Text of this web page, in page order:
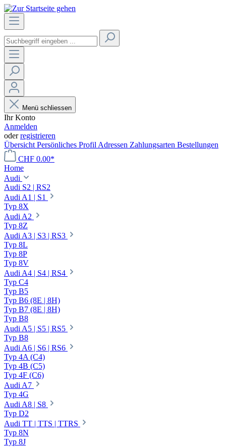
Menü schliessen
Ihr Konto
Anmelden
oderregistrieren
Übersicht Persönliches Profil Adressen Zahlungsarten Bestellungen
CHF 0.00*
Home
Audi
Audi S2 | RS2
Audi A1 | S1
Typ 8X
Audi A2
Typ 8Z
Audi A3 | S3 | RS3
Typ 8L
Typ 8P
Typ 8V
Audi A4 | S4 | RS4
Typ C4
Typ B5
Typ B6 (8E | 8H)
Typ B7 (8E | 8H)
Typ B8
Audi A5 | S5 | RS5
Typ B8
Audi A6 | S6 | RS6
Typ 4A (C4)
Typ 4B (C5)
Typ 4F (C6)
Audi A7
Typ 4G
Audi A8 | S8
Typ D2
Audi TT | TTS | TTRS
Typ 8N
Typ 8J